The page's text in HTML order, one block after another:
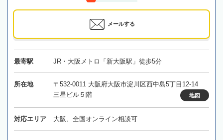
メールする
最寄駅 JR・大阪メトロ「新大阪駅」徒歩5分
所在地
〒532-0011 大阪府大阪市淀川区西中島5丁目12-14
三星ビル５階
地図
対応エリア 大阪、全国オンライン相談可